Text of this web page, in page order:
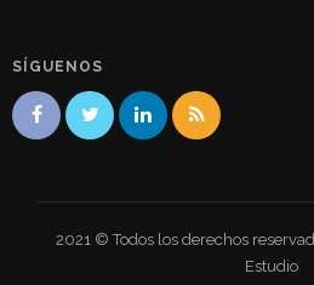
SÍGUENOS
2021 © Todos los derechos
Estudio